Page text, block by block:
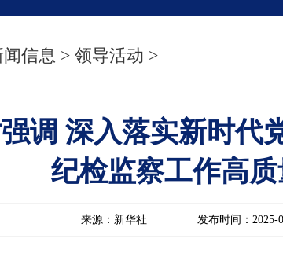
闻信息 > 领导活动 >
调 深入落实新时代
纪检监察工作高
来源：新华社 发布时间：2025-